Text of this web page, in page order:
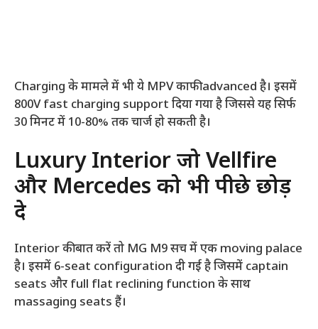
Charging के मामले में भी ये MPV काफी advanced है। इसमें
800V fast charging support दिया गया है जिससे यह सिर्फ
30 मिनट में 10-80% तक चार्ज हो सकती है।
Luxury Interior जो Vellfire
और Mercedes को भी पीछे छोड़
दे
Interior की बात करें तो MG M9 सच में एक moving palace
है। इसमें 6-seat configuration दी गई है जिसमें captain
seats और full flat reclining function के साथ
massaging seats हैं।